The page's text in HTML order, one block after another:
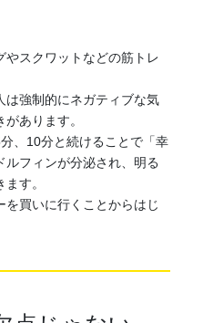
やスクワットなどの筋トレ
は強制的にネガティブな気
あります。
、10分と続けることで「幸
フィンが分泌され、明る
す。
買いに行くことからはじ